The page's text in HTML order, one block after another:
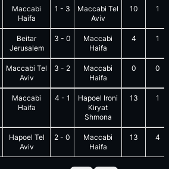
Maccabi
Haifa
1 - 3
Maccabi Tel
Aviv
10 1
Beitar
Jerusalem
3 - 0
Maccabi
Haifa
4 1
Maccabi Tel
Aviv
3 - 2
Maccabi
Haifa
0 0
Maccabi
Haifa
4 - 1
Hapoel Ironi
Kiryat
Shmona
13 1
Hapoel Tel
Aviv
2 - 0
Maccabi
Haifa
13 4